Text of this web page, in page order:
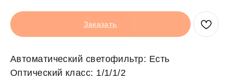
Заказать
Автоматический светофильтр: Есть
Оптический класс: 1/1/1/2